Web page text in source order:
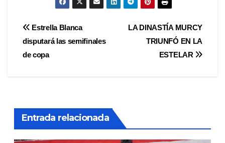
Navegación
de
LA DINASTÍA MURCY
TRIUNFÓ EN LA
ESTELAR
Estrella Blanca
disputará las semifinales
de copa
Entrada relacionada